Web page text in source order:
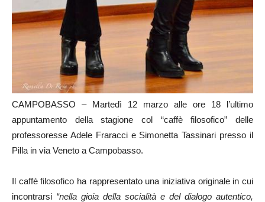
CAMPOBASSO – Martedì 12 marzo alle ore 18 l’ultimo
appuntamento della stagione col “caffè filosofico” delle
professoresse Adele Fraracci e Simonetta Tassinari presso il
Pilla in via Veneto a Campobasso.
Il caffè filosofico ha rappresentato una iniziativa originale in cui
incontrarsi “nella gioia della socialità e del dialogo autentico,